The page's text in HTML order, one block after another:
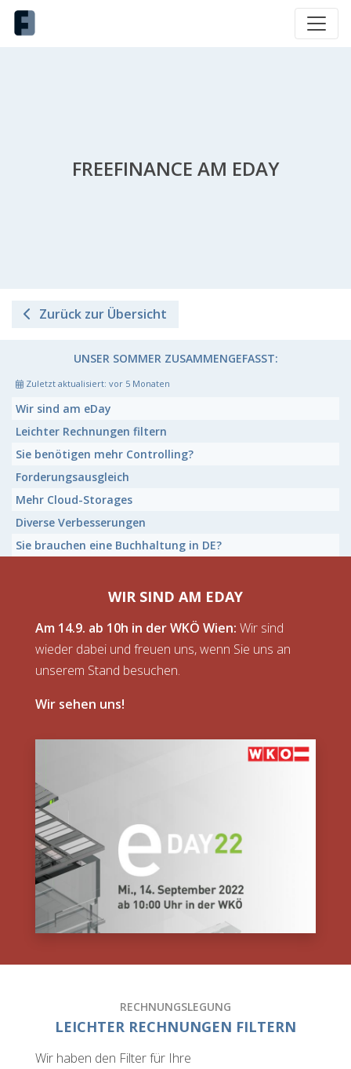
FREEFINANCE AM EDAY
Zurück zur Übersicht
UNSER SOMMER ZUSAMMENGEFASST:
Zuletzt aktualisiert: vor 5 Monaten
Wir sind am eDay
Leichter Rechnungen filtern
Sie benötigen mehr Controlling?
Forderungsausgleich
Mehr Cloud-Storages
Diverse Verbesserungen
Sie brauchen eine Buchhaltung in DE?
WIR SIND AM EDAY
Am 14.9. ab 10h in der WKÖ Wien: Wir sind
wieder dabei und freuen uns, wenn Sie uns an
unserem Stand besuchen.
Wir sehen uns!
RECHNUNGSLEGUNG
LEICHTER RECHNUNGEN FILTERN
Wir haben den Filter für Ihre